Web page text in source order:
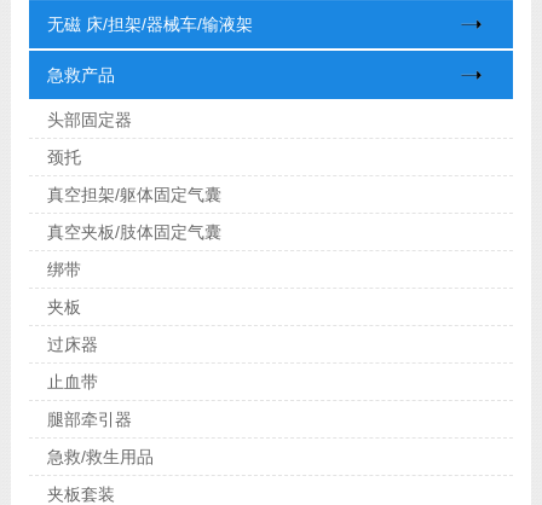
无磁 床/担架/器械车/输液架
急救产品
头部固定器
颈托
真空担架/躯体固定气囊
真空夹板/肢体固定气囊
绑带
夹板
过床器
止血带
腿部牵引器
急救/救生用品
夹板套装